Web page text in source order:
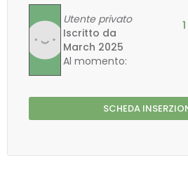
Utente privato
Iscritto da
March 2025
Al momento:
offline
1
SCHEDA